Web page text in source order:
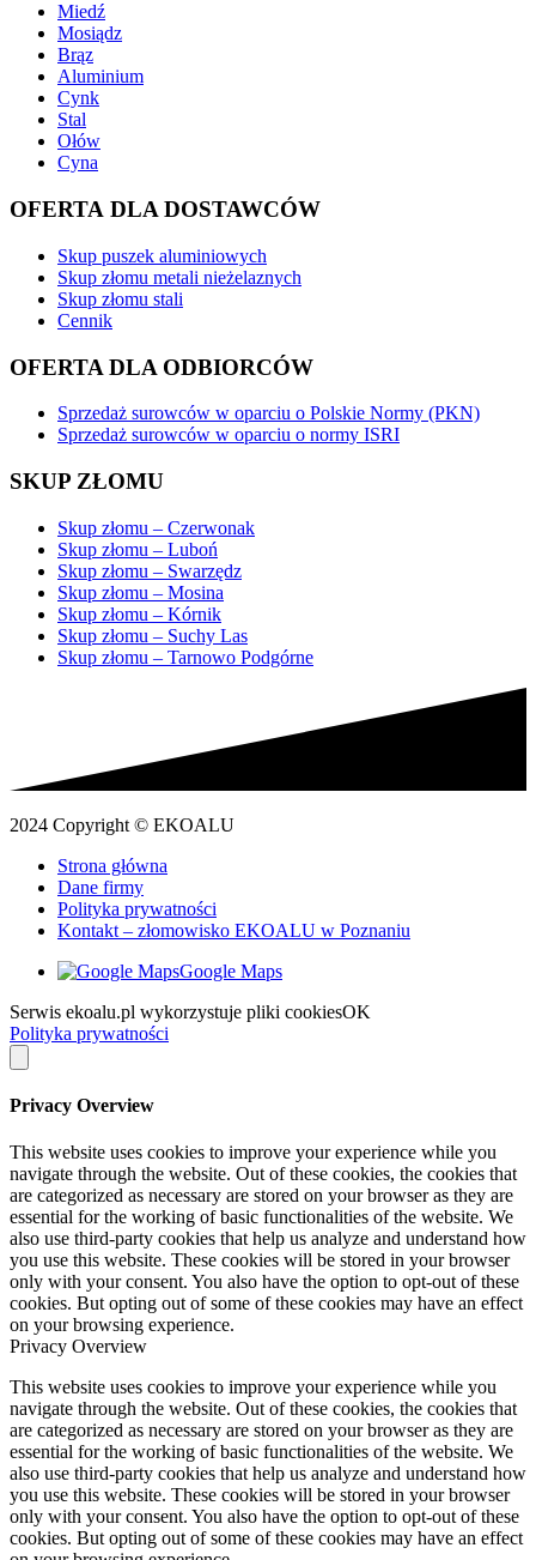
Miedź
Mosiądz
Brąz
Aluminium
Cynk
Stal
Ołów
Cyna
OFERTA DLA DOSTAWCÓW
Skup puszek aluminiowych
Skup złomu metali nieżelaznych
Skup złomu stali
Cennik
OFERTA DLA ODBIORCÓW
Sprzedaż surowców w oparciu o Polskie Normy (PKN)
Sprzedaż surowców w oparciu o normy ISRI
SKUP ZŁOMU
Skup złomu – Czerwonak
Skup złomu – Luboń
Skup złomu – Swarzędz
Skup złomu – Mosina
Skup złomu – Kórnik
Skup złomu – Suchy Las
Skup złomu – Tarnowo Podgórne
2024 Copyright © EKOALU
Strona główna
Dane firmy
Polityka prywatności
Kontakt – złomowisko EKOALU w Poznaniu
Google Maps
Serwis ekoalu.pl wykorzystuje pliki cookiesOK
Polityka prywatności
Privacy Overview
This website uses cookies to improve your experience while you
navigate through the website. Out of these cookies, the cookies that
are categorized as necessary are stored on your browser as they are
essential for the working of basic functionalities of the website. We
also use third-party cookies that help us analyze and understand how
you use this website. These cookies will be stored in your browser
only with your consent. You also have the option to opt-out of these
cookies. But opting out of some of these cookies may have an effect
on your browsing experience.
Privacy Overview
This website uses cookies to improve your experience while you
navigate through the website. Out of these cookies, the cookies that
are categorized as necessary are stored on your browser as they are
essential for the working of basic functionalities of the website. We
also use third-party cookies that help us analyze and understand how
you use this website. These cookies will be stored in your browser
only with your consent. You also have the option to opt-out of these
cookies. But opting out of some of these cookies may have an effect